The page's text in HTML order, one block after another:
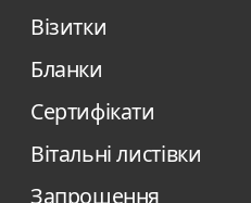
Візитки
Бланки
Сертифікати
Вітальні листівки
Запрошення